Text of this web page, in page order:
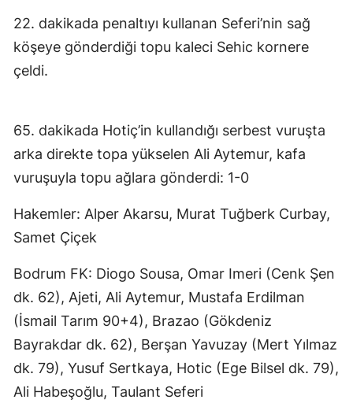
22. dakikada penaltıyı kullanan Seferi’nin sağ
köşeye gönderdiği topu kaleci Sehic kornere
çeldi.
65. dakikada Hotiç’in kullandığı serbest vuruşta
arka direkte topa yükselen Ali Aytemur, kafa
vuruşuyla topu ağlara gönderdi: 1-0
Hakemler: Alper Akarsu, Murat Tuğberk Curbay,
Samet Çiçek
Bodrum FK: Diogo Sousa, Omar Imeri (Cenk Şen
dk. 62), Ajeti, Ali Aytemur, Mustafa Erdilman
(İsmail Tarım 90+4), Brazao (Gökdeniz
Bayrakdar dk. 62), Berşan Yavuzay (Mert Yılmaz
dk. 79), Yusuf Sertkaya, Hotic (Ege Bilsel dk. 79),
Ali Habeşoğlu, Taulant Seferi